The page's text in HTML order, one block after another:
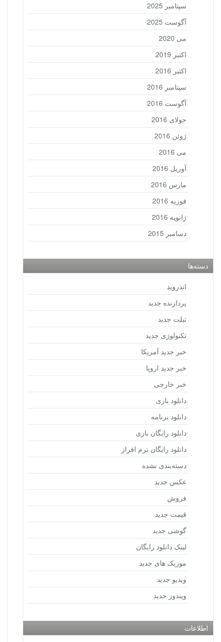
سپتامبر 2025
آگوست 2025
می 2020
اکتبر 2019
اکتبر 2016
سپتامبر 2016
آگوست 2016
جولای 2016
ژوئن 2016
می 2016
آوریل 2016
مارس 2016
فوریه 2016
ژانویه 2016
دسامبر 2015
دسته‌ها
اندروید
پردازنده جدید
تبلت جدید
تکنولوژی جدید
خبر جدید آمریکا
خبر جدید اروپا
خبر خارجی
دانلود بازی
دانلود برنامه
دانلود رایگان بازی
دانلود رایگان نرم افراز
دسته‌بندی نشده
عکس جدید
فروش
قیمت جدید
گوشی جدید
لینک دانلود رایگان
موزیک های جدید
ویدیو جدید
ویندوز جدید
اطلاعات